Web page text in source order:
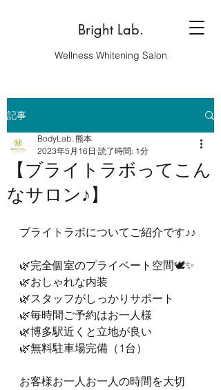
Bright Lab.
Wellness Whitening Salon
記事
【ブライトラボってこん
なサロン♪】
BodyLab. 熊本
2023年5月16日 読了時間: 1分
ブライトラボについてご紹介です♪♪
🌿完全個室のプライベート空間🕊✨
🌿おしゃれな内装
🌿スタッフがしっかりサポート
🌿毎時間ご予約はお一人様
🌿博多駅近くと立地が良い
🌿無料駐車場完備（1台）
お客様お一人お一人の時間を大切